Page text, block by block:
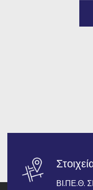
ΒΙ.ΠΕ.Θ.